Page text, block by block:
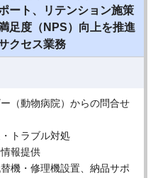
ート、リテンション施策
足度（NPS）向上を推進
クセス業務
（動物病院）からの問合せ
トラブル対処
報提供
機・修理機設置、納品サポ